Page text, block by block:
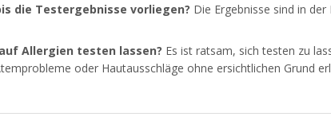
die Testergebnisse vorliegen? Die Ergebnisse sind in
Allergien testen lassen? Es ist ratsam, sich testen zu
oder Hautausschläge ohne ersichtlichen Grund